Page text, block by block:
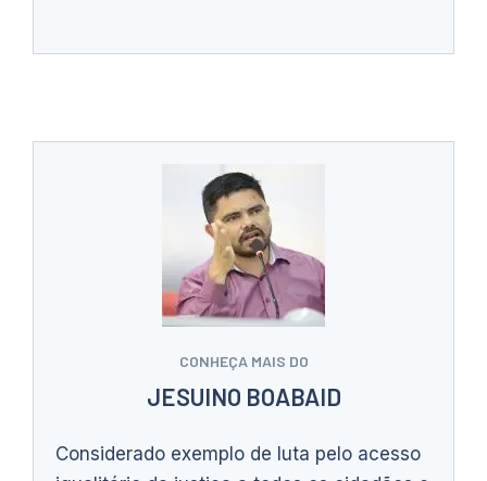
CONHEÇA MAIS DO
JESUINO BOABAID
Considerado exemplo de luta pelo acesso